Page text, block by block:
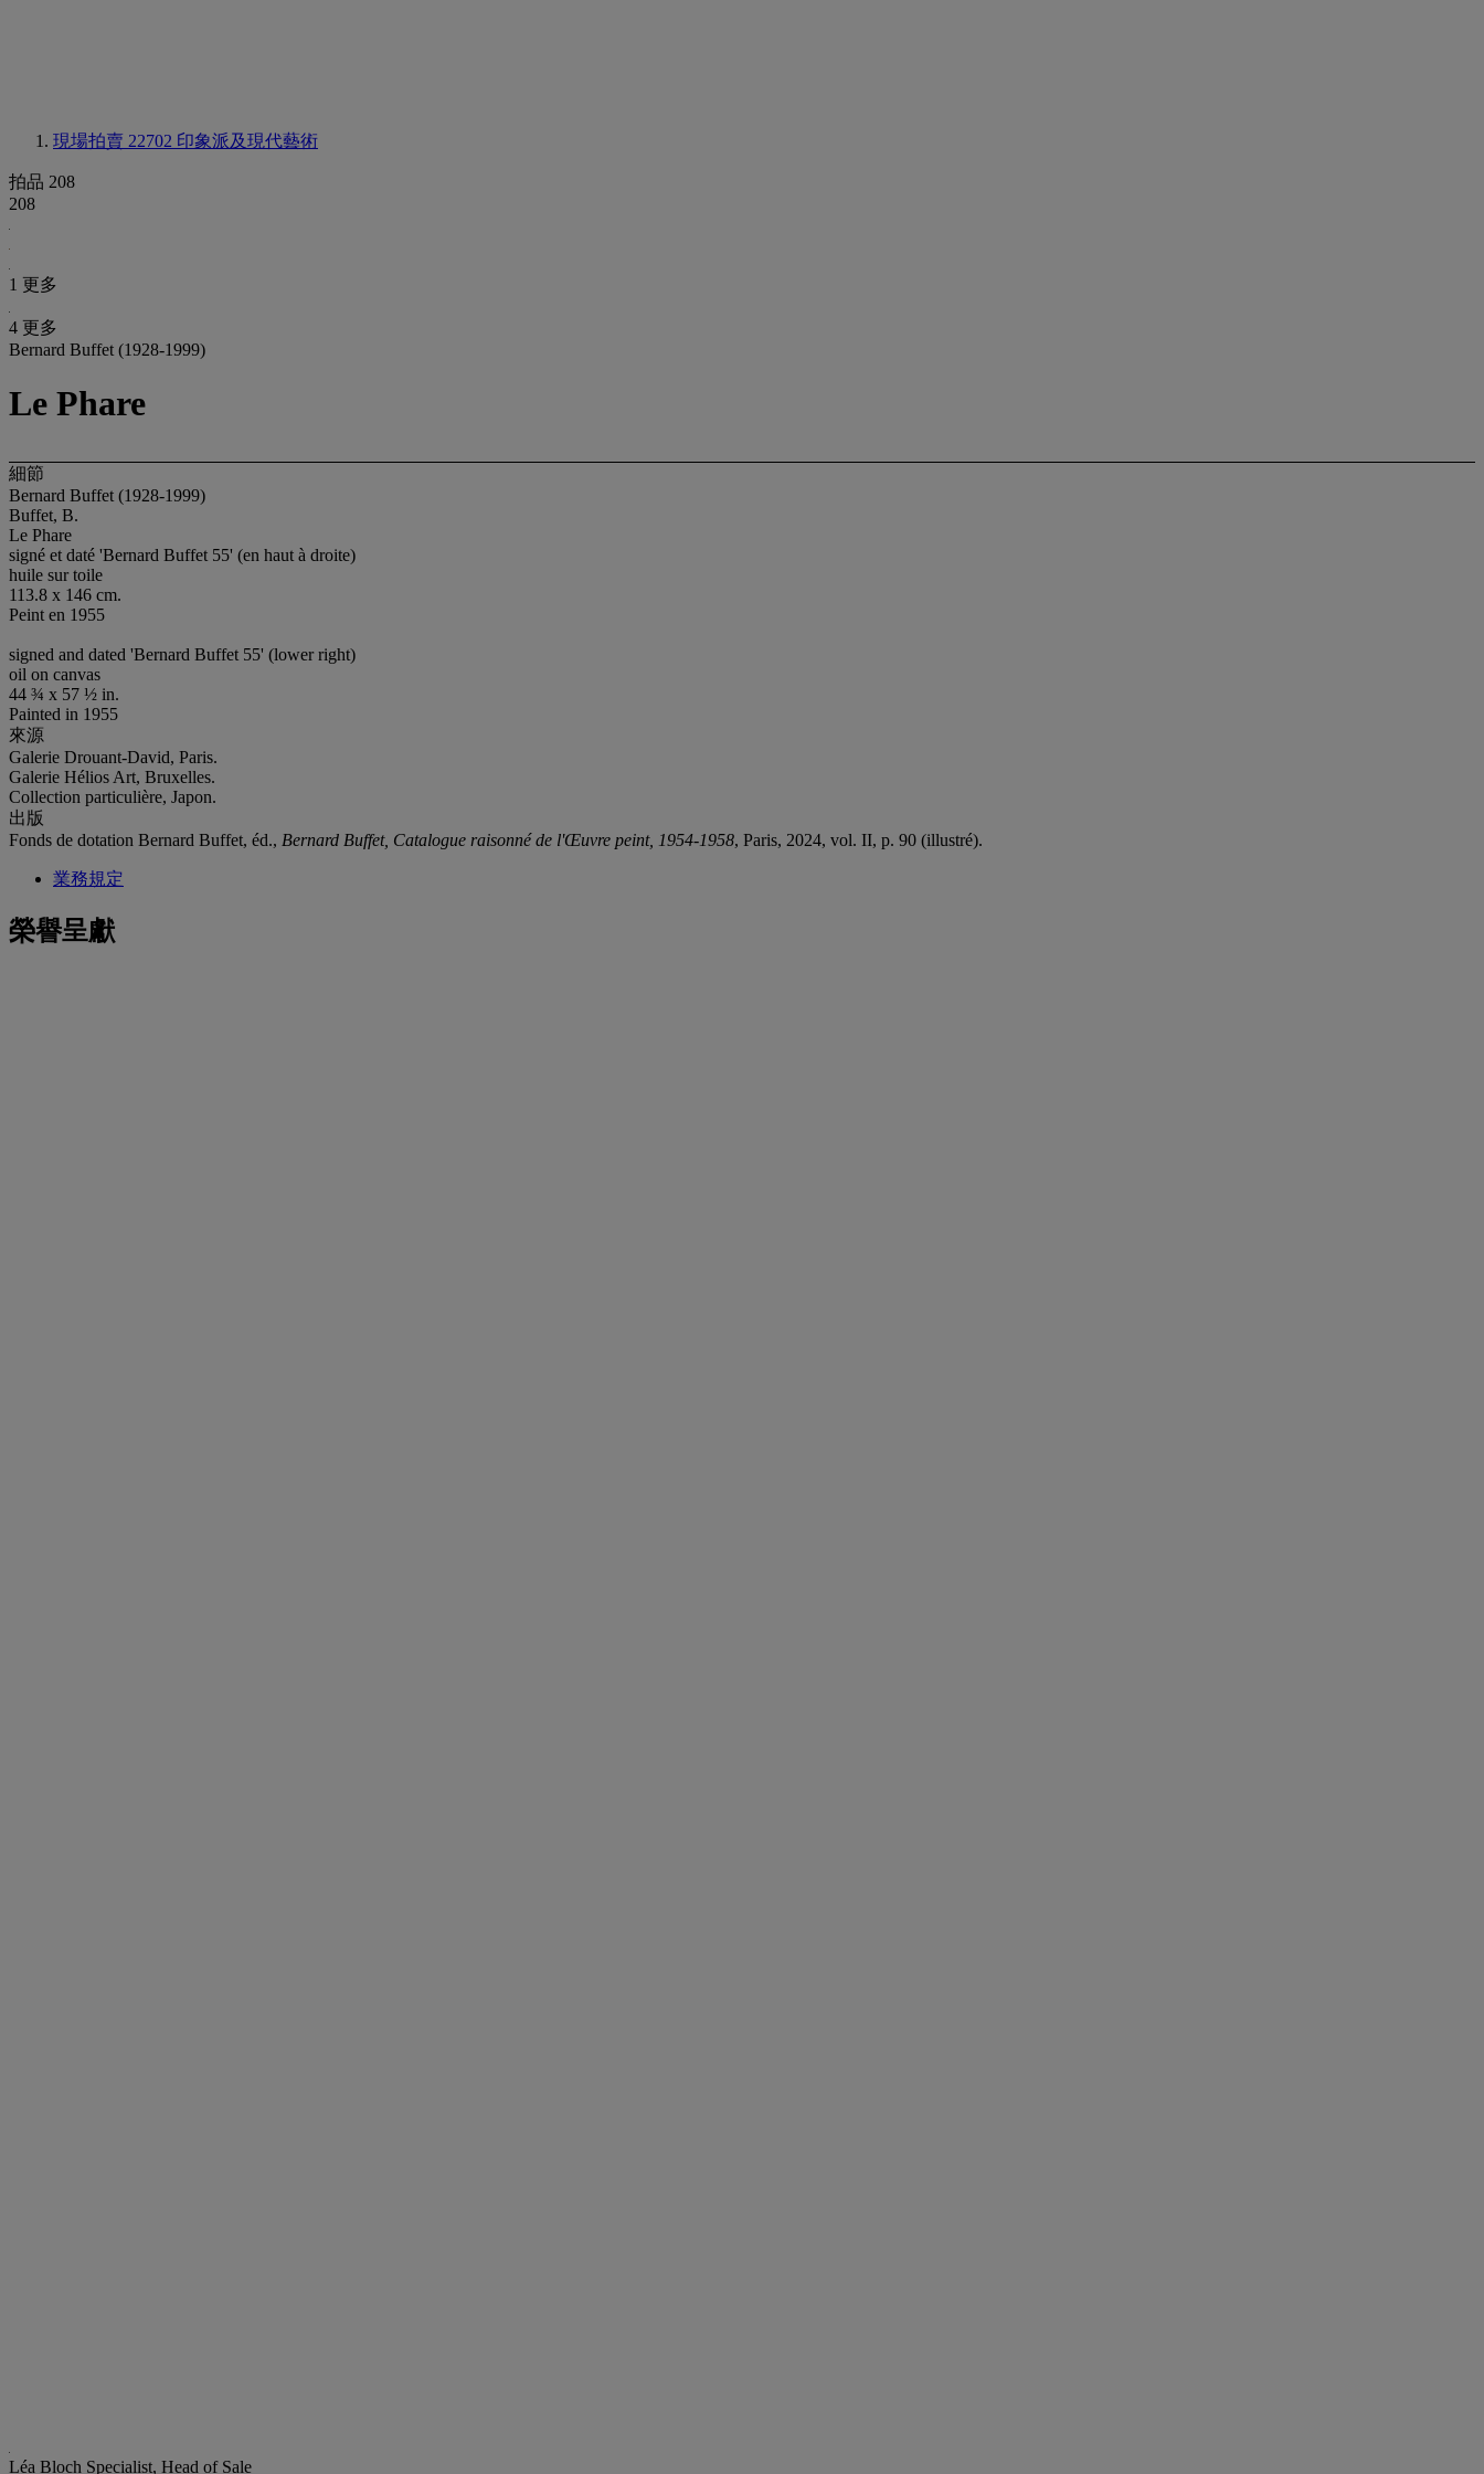
現場拍賣 22702 印象派及現代藝術
拍品 208
208
1 更多
4 更多
Bernard Buffet (1928-1999)
Le Phare
細節
Bernard Buffet (1928-1999)
Buffet, B.
Le Phare
signé et daté 'Bernard Buffet 55' (en haut à droite)
huile sur toile
113.8 x 146 cm.
Peint en 1955
signed and dated 'Bernard Buffet 55' (lower right)
oil on canvas
44 ¾ x 57 ½ in.
Painted in 1955
來源
Galerie Drouant-David, Paris.
Galerie Hélios Art, Bruxelles.
Collection particulière, Japon.
出版
Fonds de dotation Bernard Buffet, éd., Bernard Buffet, Catalogue raisonné de l'Œuvre peint, 1954-1958, Paris, 2024, vol. II, p. 90 (illustré).
業務規定
榮譽呈獻
Léa Bloch Specialist, Head of Sale